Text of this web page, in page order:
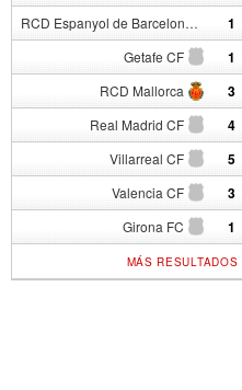
RCD Espanyol de Barcelona 1
Getafe CF 1
RCD Mallorca 3
Real Madrid CF 4
Villarreal CF 5
Valencia CF 3
Girona FC 1
MÁS RESULTADOS